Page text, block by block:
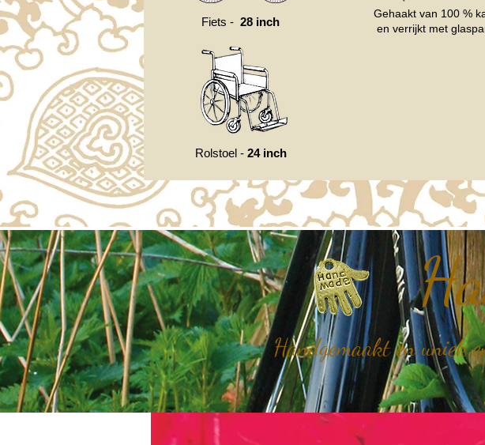
Fiets -28 inch
Rolstoel - 24 inch
Gehaakt van 100 %
en verrijkt met
Handgemaakt en uniek